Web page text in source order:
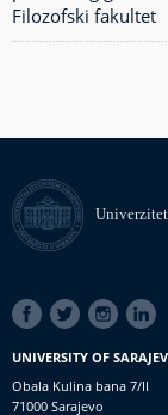
Filozofski fakultet
SOCIAL
LINKS
UNIVERSITY OF
Obala Kulina bana 7/II
71000 Sarajevo